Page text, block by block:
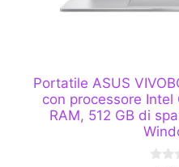
Portatile ASUS
con processore Intel
RAM, 512 GB di